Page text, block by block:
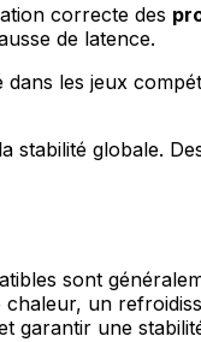
correcte des
de latence.
les jeux
stabilité globale.
sont
un
garantir une